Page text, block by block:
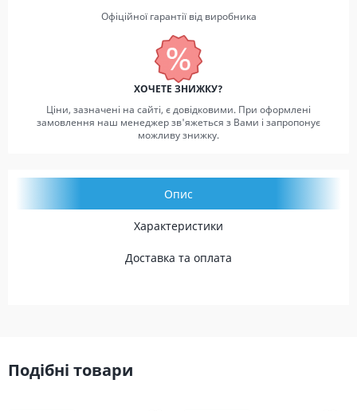
Офіційної гарантії від виробника
ХОЧЕТЕ ЗНИЖКУ?
Ціни, зазначені на сайті, є довідковими. При оформлені
замовлення наш менеджер зв'яжеться з Вами і запропонує
можливу знижку.
Опис
Характеристики
Доставка та оплата
Подібні товари